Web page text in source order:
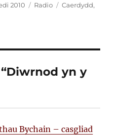
2010 Categorïau
Radio Tagiau
Caerdydd,
yn y
Bychain – casgliad